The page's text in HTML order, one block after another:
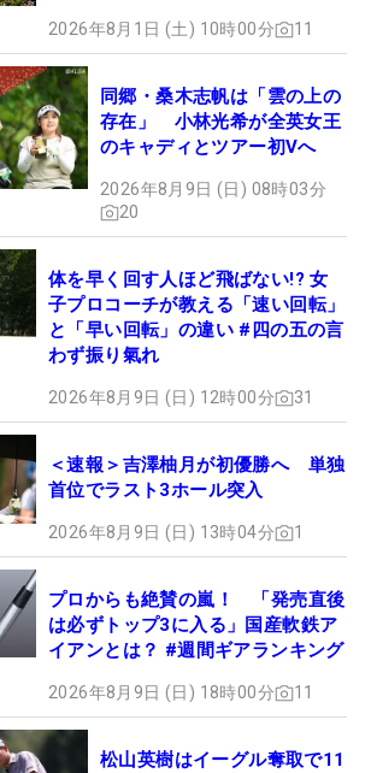
2026年8月1日 (土) 10時00分 11
同郷・桑木志帆は「雲の上の
存在」 小林光希が全英女王
のキャディとツアー初Vへ
2026年8月9日 (日) 08時03分
20
体を早く回す人ほど飛ばない!? 女
子プロコーチが教える「速い回転」
と「早い回転」の違い #四の五の言
わず振り氣れ
2026年8月9日 (日) 12時00分 31
＜速報＞吉澤柚月が初優勝へ 単独
首位でラスト3ホール突入
2026年8月9日 (日) 13時04分 1
プロからも絶賛の嵐！ 「発売直後
は必ずトップ3に入る」国産軟鉄ア
イアンとは？ #週間ギアランキング
2026年8月9日 (日) 18時00分 11
松山英樹はイーグル奪取で11